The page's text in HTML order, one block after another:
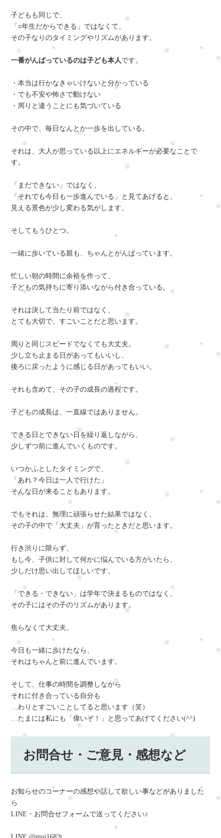
子どもも同じで、
「○年生だからできる」ではなくて、
その子なりのタイミングやリズムがあります。
一番がんばっているのは子ども本人 です。
・本当は行かなきゃいけないと分かっている
・でも不安や怖さで動けない
・周りと違うことにも気づいている
その中で、毎日なんとか一歩を出している。
それは、大人が思っている以上にエネルギーが必要なことで
す。
「まだできない」ではなく、
「それでも今日も一歩進んでいる」と見てあげると、
見える景色が少し変わる気がします。
そしてもうひとつ。
一緒に歩いている親も、ちゃんとがんばっています。
忙しい朝の時間に余裕を作って、
子どもの気持ちに寄り添いながら付き合っている。
それは決して当たり前ではなく、
とても大切で、すごいことだと思います。
周りと同じスピードでなくても大丈夫。
少し立ち止まる日があってもいいし、
後ろに戻ったように感じる日があってもいい。
それも含めて、その子の成長の過程です。
子どもの成長は、一直線ではありません。
できる日とできない日を繰り返しながら、
少しずつ前に進んでいくものです。
いつかふとしたタイミングで、
「あれ？今日は一人で行けた」
そんな日が来ることもあります。
でもそれは、無理に頑張らせた結果ではなく、
その子の中で「大丈夫」が育ったときだと思います。
行き渋りに限らず、
もし今、子供に対して何かに悩んでいる方がいたら、
少しだけ思い出してほしいです。
「できる・できない」は学年で決まるものではなく、
その子にはその子のリズムがあります。
焦らなくて大丈夫。
今日も一緒に歩けたなら、
それはちゃんと前に進んでいます。
そして、仕事の時間を調整しながら
それに付き合っている自分も
…わりとすごいことしてると思います（笑）
…たまには私にも「偉いぞ！」と思ってあげてください(^^)
お問合せ・ご意見・感想など
お知らせのコーナーの感想や話して欲しい事などがありました
ら
LINE・お問合せフォームで送ってください♪